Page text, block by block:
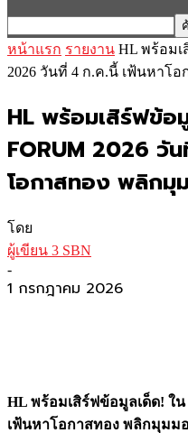
หน้าแรก รายงาน HL พร้อมเ
2026 วันที่ 4 ก.ค.นี้ เฟ้นหาโ
HL พร้อมเสิร์ฟข้อ
FORUM 2026 วั
โอกาสทอง พลิกมุ
โดย
ผู้เขียน 3 SBN
-
1 กรกฎาคม 2026
HL พร้อมเสิร์ฟข้อมูลเด็ด! ใน
เฟ้นหาโอกาสทอง พลิกมุมม